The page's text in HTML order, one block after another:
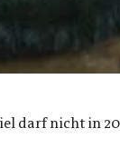
darf nicht in